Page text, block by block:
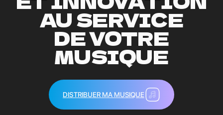
AU SERVICE
DE VOTRE
MUSIQUE
DISTRIBUER MA MUSIQUE